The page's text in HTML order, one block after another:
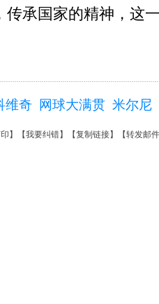
承国家的精神，这
维奇 网球大满贯 米尔尼
】【我要纠错】【复制链接】【转发邮件